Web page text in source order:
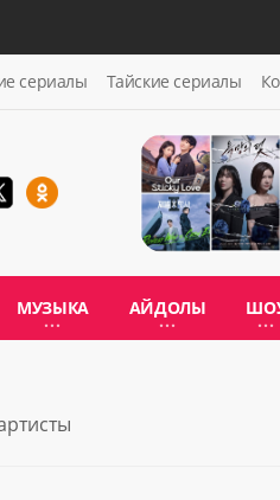
сериалы Тайские сериалы
МУЗЫКА АЙДОЛЫ